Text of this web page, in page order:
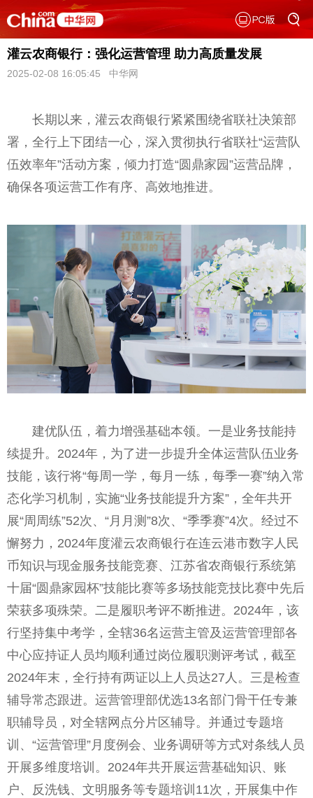
灌云农商银行：强化运营管理 助力高质量发展
2025-02-08 16:05:45 中华网
长期以来，灌云农商银行紧紧围绕省联社决策部
署，全行上下团结一心，深入贯彻执行省联社“运营队
伍效率年”活动方案，倾力打造“圆鼎家园”运营品牌，
确保各项运营工作有序、高效地推进。
建优队伍，着力增强基础本领。一是业务技能持
续提升。2024年，为了进一步提升全体运营队伍业务
技能，该行将“每周一学，每月一练，每季一赛”纳入常
态化学习机制，实施“业务技能提升方案”，全年共开
展“周周练”52次、“月月测”8次、“季季赛”4次。经过不
懈努力，2024年度灌云农商银行在连云港市数字人民
币知识与现金服务技能竞赛、江苏省农商银行系统第
十届“圆鼎家园杯”技能比赛等多场技能竞技比赛中先后
荣获多项殊荣。二是履职考评不断推进。2024年，该
行坚持集中考学，全辖36名运营主管及运营管理部各
中心应持证人员均顺利通过岗位履职测评考试，截至
2024年末，全行持有两证以上人员达27人。三是检查
辅导常态跟进。运营管理部优选13名部门骨干任专兼
职辅导员，对全辖网点分片区辅导。并通过专题培
训、“运营管理”月度例会、业务调研等方式对条线人员
开展多维度培训。2024年共开展运营基础知识、账
户、反洗钱、文明服务等专题培训11次，开展集中作